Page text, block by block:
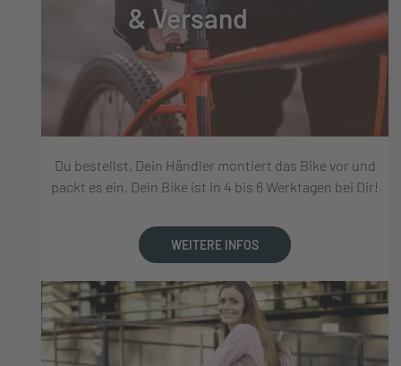
& Versand
Du bestellst, Dein Händler montiert das Bike vor und
packt es ein, Dein Bike ist in 4 bis 6 Werktagen bei Dir!
WEITERE INFOS